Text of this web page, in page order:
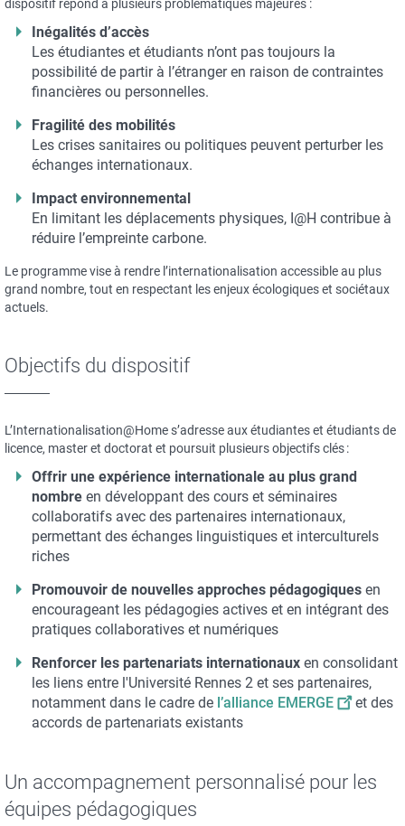
dispositif répond à plusieurs problématiques majeures :
Inégalités d’accès
Les étudiantes et étudiants n’ont pas toujours la
possibilité de partir à l’étranger en raison de contraintes
financières ou personnelles.
Fragilité des mobilités
Les crises sanitaires ou politiques peuvent perturber les
échanges internationaux.
Impact environnemental
En limitant les déplacements physiques, I@H contribue à
réduire l’empreinte carbone.
Le programme vise à rendre l’internationalisation accessible au plus
grand nombre, tout en respectant les enjeux écologiques et sociétaux
actuels.
Objectifs du dispositif
L’Internationalisation@Home s’adresse aux étudiantes et étudiants de
licence, master et doctorat et poursuit plusieurs objectifs clés :
Offrir une expérience internationale au plus grand
nombre en développant des cours et séminaires
collaboratifs avec des partenaires internationaux,
permettant des échanges linguistiques et interculturels
riches
Promouvoir de nouvelles approches pédagogiques en
encourageant les pédagogies actives et en intégrant des
pratiques collaboratives et numériques
Renforcer les partenariats internationaux en consolidant
les liens entre l'Université Rennes 2 et ses partenaires,
notamment dans le cadre de l’alliance EMERGE
et des
accords de partenariats existants
Un accompagnement personnalisé pour les
équipes pédagogiques